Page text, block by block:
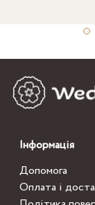
Інформація
Допомога
Оплата і